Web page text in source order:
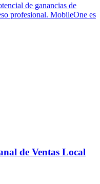
de ganancias de
profesional. MobileOne es
de Ventas Local